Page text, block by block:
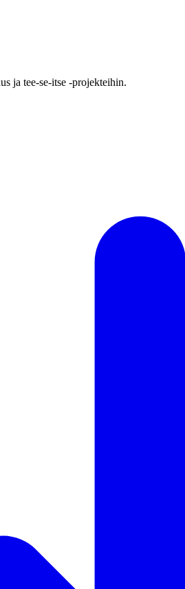
ja tee-se-itse -projekteihin.